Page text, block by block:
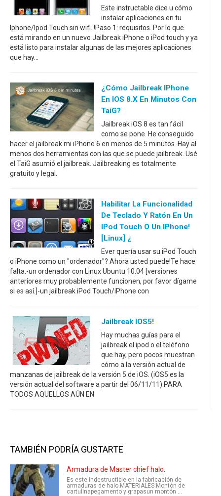
Este instructable dice u cómo
instalar aplicaciones en tu
Iphone/Ipod Touch sin wifi..!Paso 1: requisitos. Por lo que
está mirando en un nuevo Jailbreak iPhone o iPod touch y ya
está listo para instalar algunas de las mejores aplicaciones
que hay...
¿Cómo Jailbreak IPhone
En IOS 8.x En Minutos Con
TaiG?
Jailbreak iOS 8 es tan fácil
como se pone. He conseguido
hacer el jailbreak mi iPhone 6 en menos de 5 minutos. Hay al
menos dos herramientas con las que se puede jailbreak. Usé
el TaiG asumió el jailbreak. Jailbreaking es totalmente
gratuito y legal.
Habilitar La Funcionalidad
De Teclado Y Ratón En Un
IPod Touch O Un IPhone!
[Linux] ¿
Ever quería usar su iPod Touch
o iPhone como un "ordenador"? Ahora usted puede!Te hace
falta:-un ordenador con Linux Ubuntu 10.04 [versiones
anteriores muy probablemente funcionen, por favor dígame
si es así.]-un jailbreak iPod Touch/iPhone con
Jailbreak IOS5!
Hay muchas guías para el
jailbreak el ipod o el teléfono
que hay, pero pocos muestran
cómo a la versión actual de
manzanas de jailbreak de la versión 5 de iOS. (iOS5 es la
versión actual del software a partir del 06/11/11).PARA
TODOS AQUELLOS AÚN EN
TAMBIÉN PODRÍA GUSTARTE
Armadura de Master chief halo.
Es este indestructible en la fabricación de
armaduras de halo.MATERIALES:Montón de
cartulinapegamento y grapasun montón ...